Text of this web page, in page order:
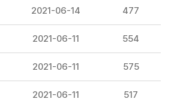
2021-06-14 477
2021-06-11 554
2021-06-11 575
2021-06-11 517